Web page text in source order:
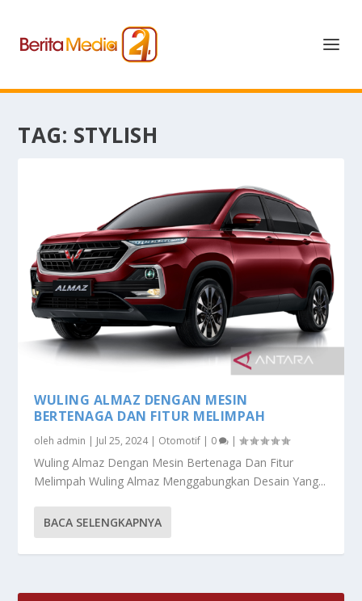
TAG: STYLISH
WULING ALMAZ DENGAN MESIN
BERTENAGA DAN FITUR MELIMPAH
oleh admin | Jul 25, 2024| Otomotif | 0 |
Wuling Almaz Dengan Mesin Bertenaga Dan Fitur
Melimpah Wuling Almaz Menggabungkan Desain Yang...
BACA SELENGKAPNYA